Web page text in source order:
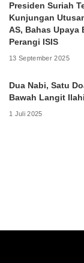
Presiden Suriah
Kunjungan
AS, Bahas Upaya
Perangi ISIS
13 September 2025
Dua Nabi, Satu
Bawah Langit Ilahi
1 Juli 2025